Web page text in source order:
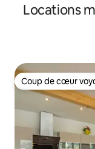
Locations
Coup de cœur
Coup de cœur